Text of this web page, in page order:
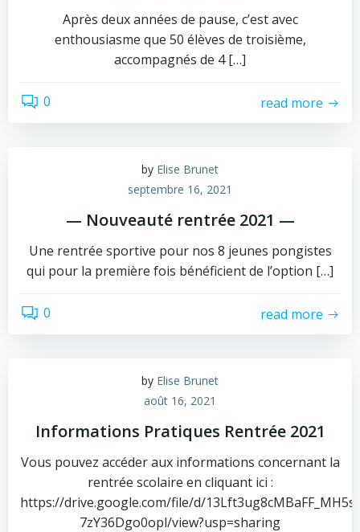
Après deux années de pause, c’est avec
enthousiasme que 50 élèves de troisième,
accompagnés de 4 […]
0 read more
by Elise Brunet
septembre 16, 2021
— Nouveauté rentrée 2021 —
Une rentrée sportive pour nos 8 jeunes pongistes
qui pour la première fois bénéficient de l’option […]
0 read more
by Elise Brunet
août 16, 2021
Informations Pratiques Rentrée 2021
Vous pouvez accéder aux informations concernant la
rentrée scolaire en cliquant ici :
https://drive.google.com/file/d/13Lft3ug8cMBaFF_MH5s-
7zY36Dgo0opl/view?usp=sharing